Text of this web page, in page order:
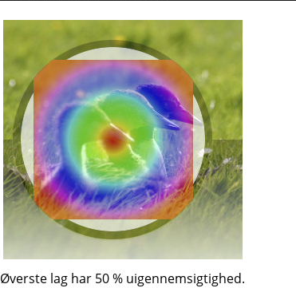
Øverste lag har 50 % uigennemsigtighed.